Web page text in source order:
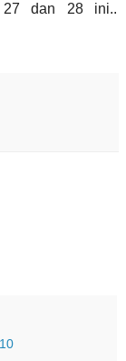
27 dan 28 ini..